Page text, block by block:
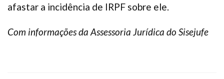
afastar a incidência de IRPF sobre ele.
Com informações da Assessoria Jurídica do Sisejufe